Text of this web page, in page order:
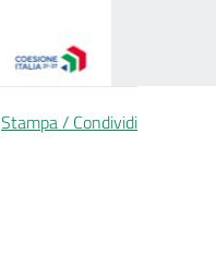
Stampa / Condividi